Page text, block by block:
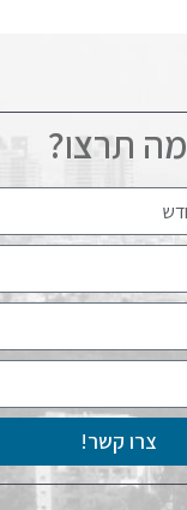
מה תרצו?
צרו קשר!